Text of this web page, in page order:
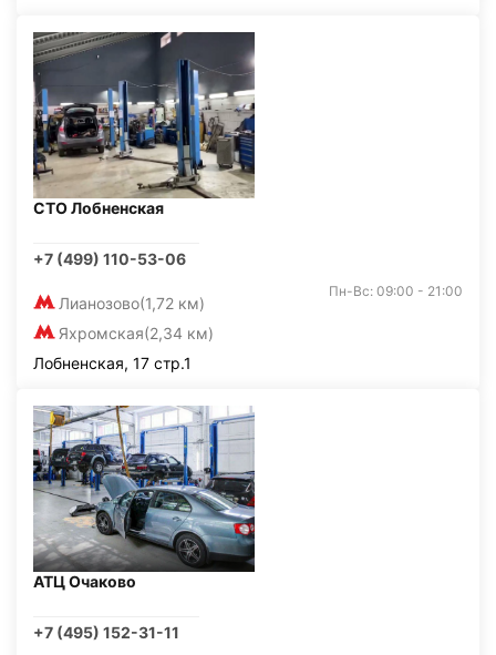
СТО Лобненская
+7 (499) 110-53-06
Лианозово(1,72 км)
Яхромская(2,34 км)
Пн-Вс: 09:00 - 21:00
Лобненская, 17 стр.1
АТЦ Очаково
+7 (495) 152-31-11